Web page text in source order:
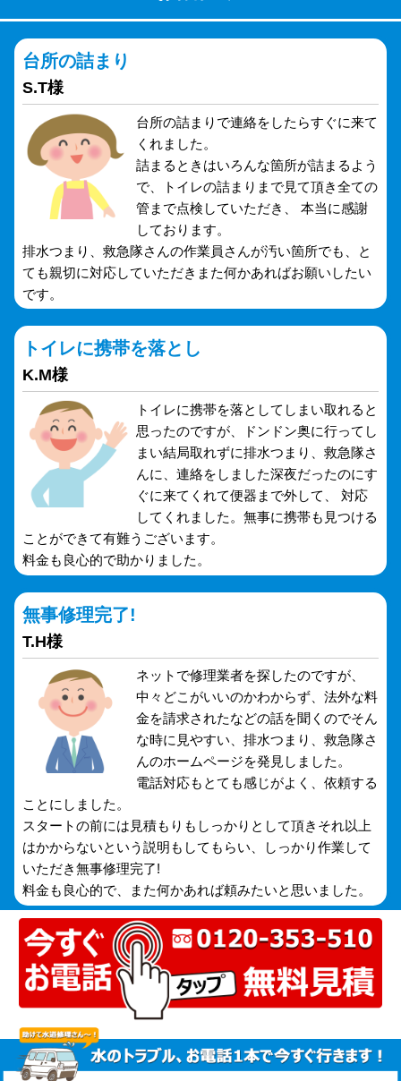
台所の詰まり
S.T様
台所の詰まりで連絡をしたらすぐに来て
くれました。
詰まるときはいろんな箇所が詰まるよう
で、トイレの詰まりまで見て頂き全ての
管まで点検していただき、 本当に感謝
しております。
排水つまり、救急隊さんの作業員さんが汚い箇所でも、と
ても親切に対応していただきまた何かあればお願いしたい
です。
トイレに携帯を落とし
K.M様
トイレに携帯を落としてしまい取れると
思ったのですが、ドンドン奥に行ってし
まい結局取れずに排水つまり、救急隊さ
んに、連絡をしました深夜だったのにす
ぐに来てくれて便器まで外して、 対応
してくれました。無事に携帯も見つける
ことができて有難うございます。
料金も良心的で助かりました。
無事修理完了!
T.H様
ネットで修理業者を探したのですが、
中々どこがいいのかわからず、法外な料
金を請求されたなどの話を聞くのでそん
な時に見やすい、排水つまり、救急隊さ
んのホームページを発見しました。
電話対応もとても感じがよく、依頼する
ことにしました。
スタートの前には見積もりもしっかりとして頂きそれ以上
はかからないという説明もしてもらい、しっかり作業して
いただき無事修理完了!
料金も良心的で、また何かあれば頼みたいと思いました。